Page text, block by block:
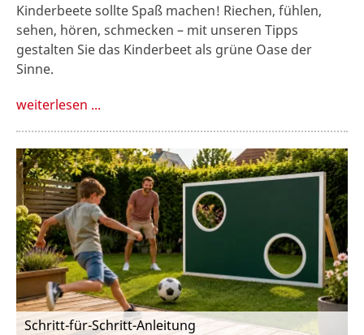
Kinderbeete sollte Spaß machen! Riechen, fühlen,
sehen, hören, schmecken – mit unseren Tipps
gestalten Sie das Kinderbeet als grüne Oase der
Sinne.
weiterlesen ...
Schritt-für-Schritt-Anleitung